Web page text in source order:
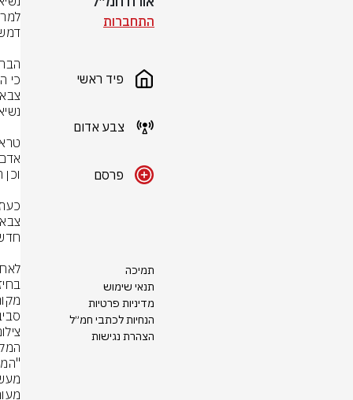
התחברות
פיד ראשי
צבע אדום
פרסם
תמיכה
תנאי שימוש
מדיניות פרטיות
הנחיות לכתבי חמ״ל
הצהרת נגישות